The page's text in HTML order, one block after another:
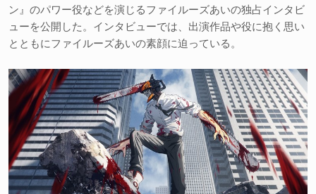
ン』のパワー役などを演じるファイルーズあいの独占インタビ
ューを公開した。インタビューでは、出演作品や役に抱く思い
とともにファイルーズあいの素顔に迫っている。